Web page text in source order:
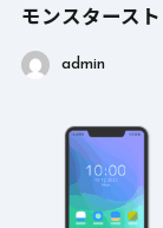
モンスタース
admin